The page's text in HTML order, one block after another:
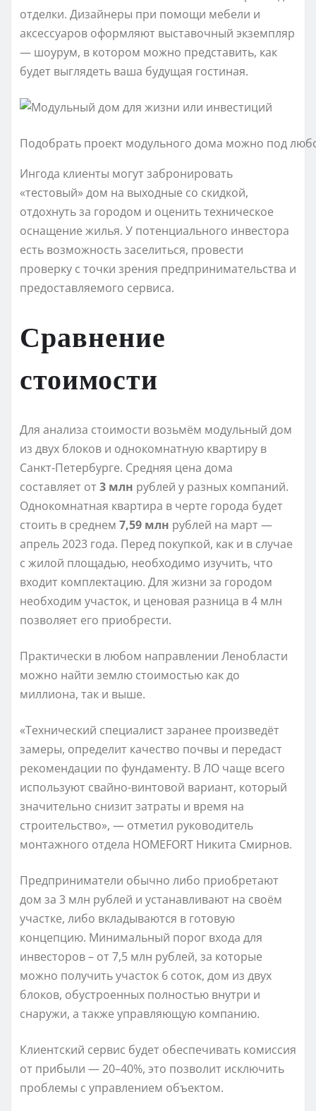
отделки. Дизайнеры при помощи мебели и
аксессуаров оформляют выставочный экземпляр
— шоурум, в котором можно представить, как
будет выглядеть ваша будущая гостиная.
Подобрать проект модульного дома можно под
Ингода клиенты могут забронировать
«тестовый» дом на выходные со скидкой,
отдохнуть за городом и оценить техническое
оснащение жилья. У потенциального инвестора
есть возможность заселиться, провести
проверку с точки зрения предпринимательства и
предоставляемого сервиса.
Сравнение
стоимости
Для анализа стоимости возьмём модульный дом
из двух блоков и однокомнатную квартиру в
Санкт-Петербурге. Средняя цена дома
составляет от3 млн рублей у разных компаний.
Однокомнатная квартира в черте города будет
стоить в среднем 7,59 млн рублей на март —
апрель 2023 года. Перед покупкой, как и в случае
с жилой площадью, необходимо изучить, что
входит комплектацию. Для жизни за городом
необходим участок, и ценовая разница в 4 млн
позволяет его приобрести.
Практически в любом направлении Ленобласти
можно найти землю стоимостью как до
миллиона, так и выше.
«Технический специалист заранее произведёт
замеры, определит качество почвы и передаст
рекомендации по фундаменту. В ЛО чаще всего
используют свайно-винтовой вариант, который
значительно снизит затраты и время на
строительство», — отметил руководитель
монтажного отдела HOMEFORT Никита Смирнов.
Предприниматели обычно либо приобретают
дом за 3 млн рублей и устанавливают на своём
участке, либо вкладываются в готовую
концепцию. Минимальный порог входа для
инвесторов – от 7,5 млн рублей, за которые
можно получить участок 6 соток, дом из двух
блоков, обустроенных полностью внутри и
снаружи, а также управляющую компанию.
Клиентский сервис будет обеспечивать комиссия
от прибыли — 20–40%, это позволит исключить
проблемы с управлением объектом.